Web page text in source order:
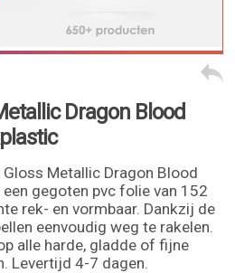
Dragon Blood
Metallic Dragon Blood
gegoten pvc folie van 152
rek- en vormbaar. Dankzij de
eenvoudig weg te rakelen.
alle harde, gladde of fijne
Levertijd 4-7 dagen.